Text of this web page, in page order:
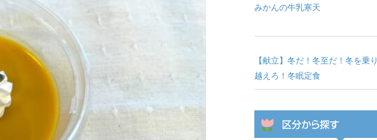
みかんの牛乳寒天
【献立】冬だ！冬至だ！冬を乗り
越えろ！冬眠定食